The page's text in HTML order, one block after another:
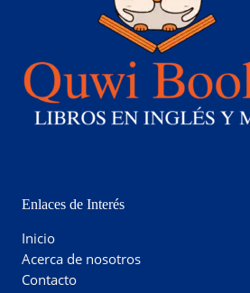
Enlaces de Interés
Inicio
Acerca de nosotros
Contacto